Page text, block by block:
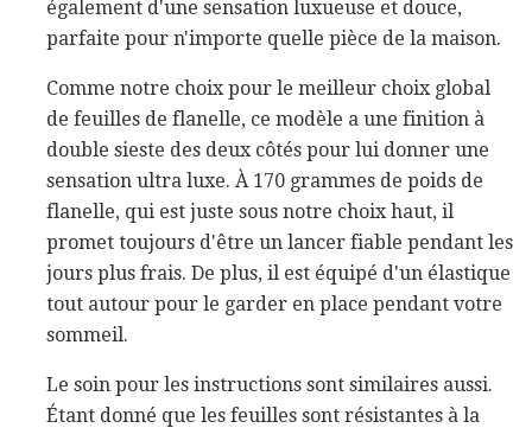
également d'une sensation luxueuse et douce,
parfaite pour n'importe quelle pièce de la maison.
Comme notre choix pour le meilleur choix global
de feuilles de flanelle, ce modèle a une finition à
double sieste des deux côtés pour lui donner une
sensation ultra luxe. À 170 grammes de poids de
flanelle, qui est juste sous notre choix haut, il
promet toujours d'être un lancer fiable pendant les
jours plus frais. De plus, il est équipé d'un élastique
tout autour pour le garder en place pendant votre
sommeil.
Le soin pour les instructions sont similaires aussi.
Étant donné que les feuilles sont résistantes à la